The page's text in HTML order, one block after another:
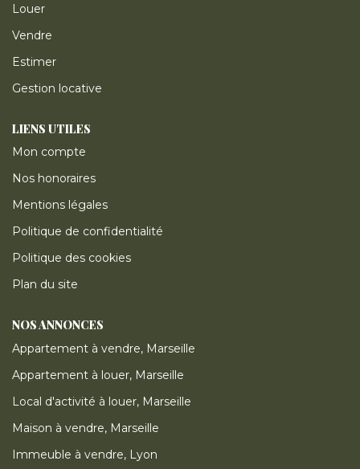
Louer
Vendre
Estimer
Gestion locative
LIENS UTILES
Mon compte
Nos honoraires
Mentions légales
Politique de confidentialité
Politique des cookies
Plan du site
NOS ANNONCES
Appartement à vendre, Marseille
Appartement à louer, Marseille
Local d'activité à louer, Marseille
Maison à vendre, Marseille
Immeuble à vendre, Lyon